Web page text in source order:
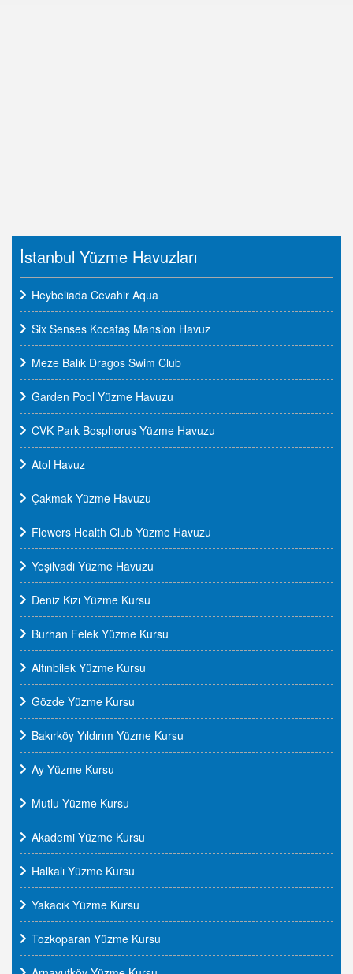
İstanbul Yüzme Havuzları
Heybeliada Cevahir Aqua
Six Senses Kocataş Mansion Havuz
Meze Balık Dragos Swim Club
Garden Pool Yüzme Havuzu
CVK Park Bosphorus Yüzme Havuzu
Atol Havuz
Çakmak Yüzme Havuzu
Flowers Health Club Yüzme Havuzu
Yeşilvadi Yüzme Havuzu
Deniz Kızı Yüzme Kursu
Burhan Felek Yüzme Kursu
Altınbilek Yüzme Kursu
Gözde Yüzme Kursu
Bakırköy Yıldırım Yüzme Kursu
Ay Yüzme Kursu
Mutlu Yüzme Kursu
Akademi Yüzme Kursu
Halkalı Yüzme Kursu
Yakacık Yüzme Kursu
Tozkoparan Yüzme Kursu